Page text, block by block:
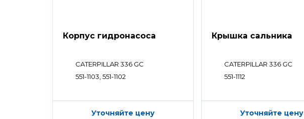
Корпус гидронасоса
CATERPILLAR 336 GC
551-1103, 551-1102
Уточняйте цену
Крышка сальника
CATERPILLAR 336 GC
551-1112
Уточняйте цену